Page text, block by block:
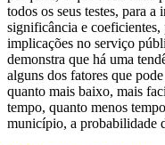
todos os seus testes, para a
significância e coeficientes,
implicações no serviço
demonstra que há uma
alguns dos fatores que
quanto mais baixo, mais
tempo, quanto menos
município, a probabilidade